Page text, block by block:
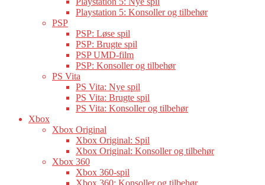
Playstation 5: Konsoller og tilbehør
PSP
PSP: Løse spil
PSP: Brugte spil
PSP UMD-film
PSP: Konsoller og tilbehør
PS Vita
PS Vita: Nye spil
PS Vita: Brugte spil
PS Vita: Konsoller og tilbehør
Xbox
Xbox Original
Xbox Original: Spil
Xbox Original: Konsoller og tilbehør
Xbox 360
Xbox 360-spil